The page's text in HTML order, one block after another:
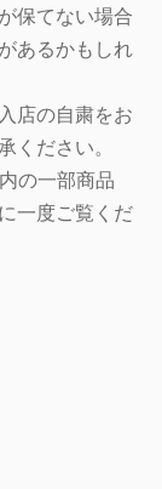
保てない場合
あるかもしれ
店の自粛をお
ください。
の一部商品
一度ご覧くだ